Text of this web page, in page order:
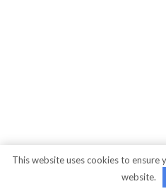
This website uses cookies to ensure
website.